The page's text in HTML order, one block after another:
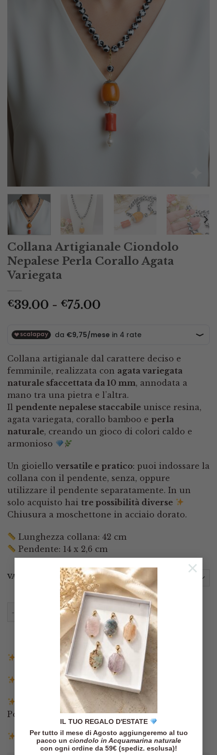
IL TUO REGALO D'ESTATE
Per tutto il mese di Agosto aggiungeremo al tuo
pacco un ciondolo in Acquamarina naturale
con ogni ordine da 59€ (spediz. esclusa)!
×
Collana Artigianale Ciondolo
Nepalese Perla Corallo Agata
Variegata
€39.00 - €75.00
da
€39.00
a
€75.00
Collana artigianale dal carattere deciso e
femminile, realizzata con agata variegata
naturale sfaccettata da 10 mm, annodata a
mano tra una pietra e l’altra.
Il pendente nepalese staccabile unisce resina,
agata variegata, corallo bamboo e perla
naturale, creando un gioco di colori caldo e
armonioso
Un gioiello versatile e pratico: puoi indossare la
collana con il pendente, senza, oppure
utilizzare il pendente separatamente. In un
solo acquisto hai tre possibilità diverse
Chiusura a moschettone in acciaio dorato.
Lunghezza collana: 42 cm
Pendente: 14 x 2,6 cm
VARIANTE
Collana Artigianale Ciondolo Nepalese Perla
AGGIUNGI AL CARRELLO
Spedizione gratuita in Italia sopra i 140€
Spedizione entro 3 giorni lavorativi
Pagamenti tramite Paypal, Carta di credito,
Postepay e Scalapay
Resi entro 14 giorni